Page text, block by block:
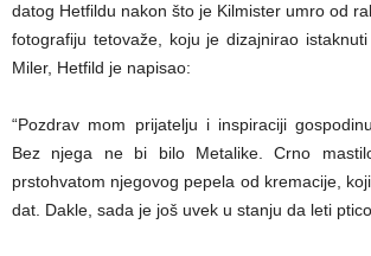
datog Hetfildu nakon što je Kilmister umro od
fotografiju tetovaže, koju je dizajnirao
Miler, Hetfild je napisao:
“Pozdrav mom prijatelju i inspiraciji
Bez njega ne bi bilo Metalike. Crno
prstohvatom njegovog pepela od kremacije,
dat. Dakle, sada je još uvek u stanju da leti